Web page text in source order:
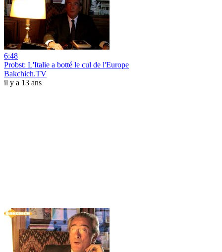
6:48
Probst: L'Italie a botté le cul de l'Europe
Bakchich.TV
il y a 13 ans